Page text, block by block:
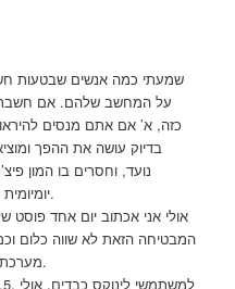
בדיוק עושה את ההפך
יומיומית (דרייברים לכרטיס קול למשל?).
המבטיחה הזאת לא שווה כלום
מערכת הפעלה שאין סיבה לקיום שלה.
0.5, למשתמשי